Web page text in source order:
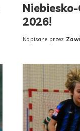
2026!
Posted
Napisane przez